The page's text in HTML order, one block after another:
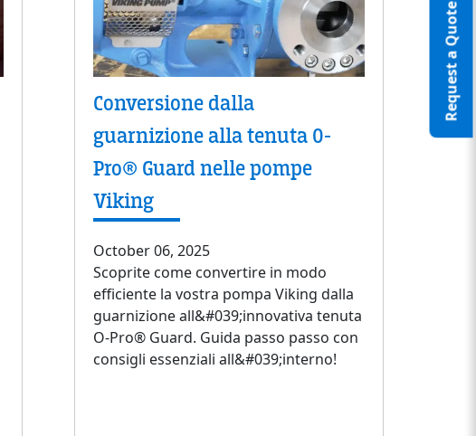
Request a Quote
Conversione dalla
guarnizione alla tenuta O-
Pro® Guard nelle pompe
Viking
October 06, 2025
Scoprite come convertire in modo
efficiente la vostra pompa Viking dalla
guarnizione all&#039;innovativa tenuta
O-Pro® Guard. Guida passo passo con
consigli essenziali all&#039;interno!